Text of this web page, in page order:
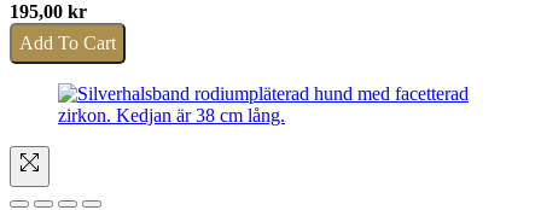
195,00 kr
Add To Cart